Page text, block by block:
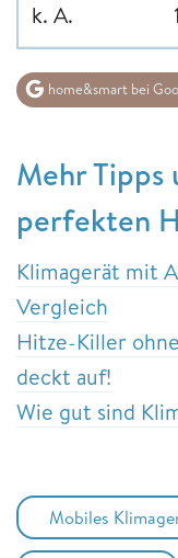
k. A.
home&smart bei
Mehr Tipps
perfekten
Klimagerät mit
Vergleich
Hitze-Killer
deckt auf!
Wie gut sind
Mobiles